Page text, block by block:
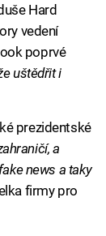
Hard
vedení
poprvé
uštědřit i
prezidentské
a
news a taky
firmy pro